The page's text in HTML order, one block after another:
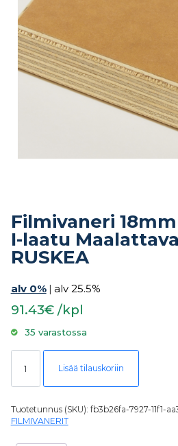
Filmivaneri
I-laatu
RUSKEA
alv 0% | alv 25.5%
91.43€ /kpl
35 varastossa
Filmivaneri 18mm 1500x2250 I-laatu
Lisää tilauskoriin
Tuotetunnus (SKU): fb3b26fa-7927-11f1-
FILMIVANERIT